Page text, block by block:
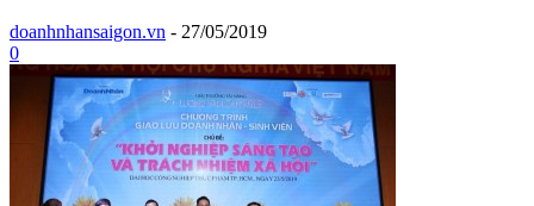
doanhnhansaigon.vn - 27/05/2019
0